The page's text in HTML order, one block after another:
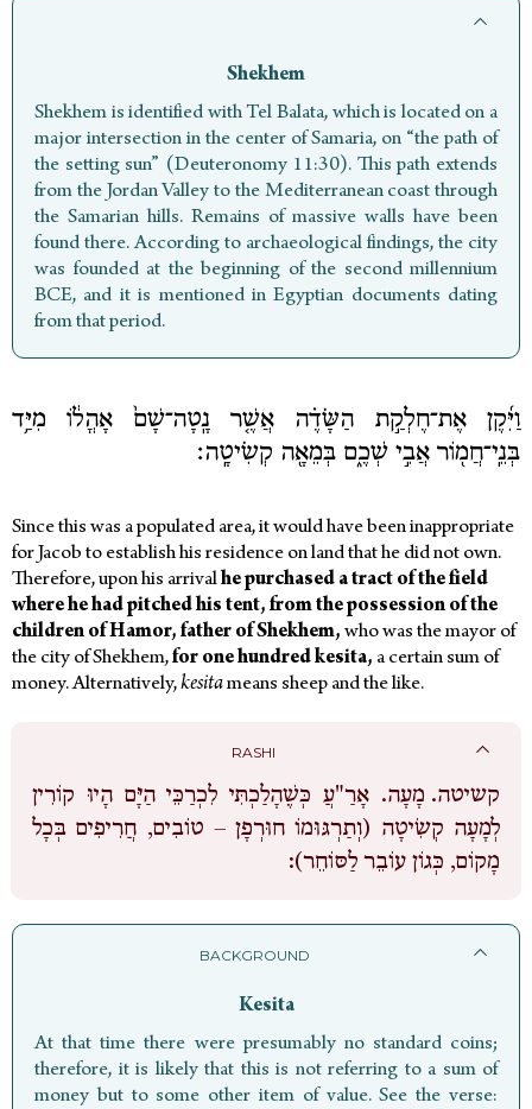
Shekhem
Shekhem is identified with Tel Balata, which is located on a
major intersection in the center of Samaria, on “the path of
the setting sun” (Deuteronomy 11:30). This path extends
from the Jordan Valley to the Mediterranean coast through
the Samarian hills. Remains of massive walls have been
found there. According to archaeological findings, the city
was founded at the beginning of the second millennium
BCE, and it is mentioned in Egyptian documents dating
from that period.
וַיִּ֜קֶן אֶת־חֶלְקַ֣ת הַשָּׂדֶ֗ה אֲשֶׁ֤ר נָֽטָה־שָׁם֙ אָהֳל֔וֹ מִיַּ֥ד
בְּנֵֽי־חֲמ֖וֹר אֲבִ֣י שְׁכֶ֑ם בְּמֵאָ֖ה קְשִׂיטָֽה׃
Since this was a populated area, it would have been inappropriate
for Jacob to establish his residence on land that he did not own.
Therefore, upon his arrivalhe purchased a tract of the field
where he had pitched his tent, from the possession of the
children of Hamor, father of Shekhem, who was the mayor of
the city of Shekhem,for one hundred kesita, a certain sum of
money.Alternatively,kesitameans sheep and the like.
RASHI
קשיטה. מָעָה. אָרַ"עֲ כְּשֶׁהָלַכְתִּי לִכְרַכֵּי הַיָּם הָיוּ קוֹרִין
לְמָעָה קְשִׂיטָה (וְתַרְגּוּמוֹ חוּרְפָן – טוֹבִים, חֲרִיפִים בְּכָל
מָקוֹם, כְּגוֹן עוֹבֵר לַסּוֹחֵר):
BACKGROUND
Kesita
At that time there were presumably no standard coins;
therefore, it is likely that this is not referring to a sum of
money but to some other item of value. See the verse: